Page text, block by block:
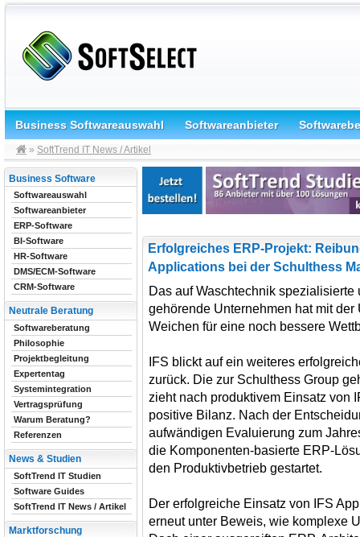
Business Softwareauswahl Softwareanbieter
» SoftTrend IT News / Artikel
Erfolgreiches ERP-Projekt:
Applications bei der Schulthess
Das auf Waschtechnik
gehörende Unternehmen hat mit
Weichen für eine noch bessere
IFS blickt auf ein weiteres
zurück. Die zur Schulthess Group
zieht nach produktivem Einsatz von
positive Bilanz. Nach der
aufwändigen Evaluierung zum
die Komponenten-basierte ERP-
den Produktivbetrieb gestartet.
Der erfolgreiche Einsatz von IFS
erneut unter Beweis, wie komplexe
Business Software
Softwareauswahl
Softwareanbieter
ERP-Software
BI-Software
HR-Software
DMS/ECM-Software
CRM-Software
Neutrale Beratung
Softwareberatung
Philosophie
Projektbegleitung
Expertentag
Systemintegration
Vertragsprüfung
Warum Beratung?
Referenzen
News & Studien
SoftTrend IT Studien
Software Guides
SoftTrend IT News / Artikel
Marktforschung